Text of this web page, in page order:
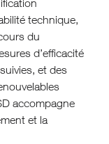
technique,
du
d’efficacité
et des
accompagne
et la